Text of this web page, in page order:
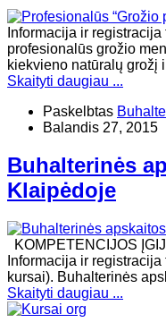
Informacija ir
profesionalūs grožio
kiekvieno natūralų
Skaityti daugiau ...
Paskelbtas
Balandis 27, 2015
Buhalterinės
Klaipėdoje
KOMPETENCIJOS
Informacija ir
kursai). Buhalterinės
Skaityti daugiau ...